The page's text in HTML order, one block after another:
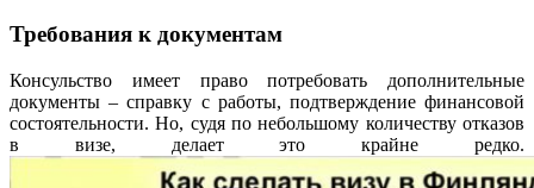
Требования к документам
Консульство имеет право потребовать дополнительные
документы – справку с работы, подтверждение финансовой
состоятельности. Но, судя по небольшому количеству отказов
в визе, делает это крайне редко.